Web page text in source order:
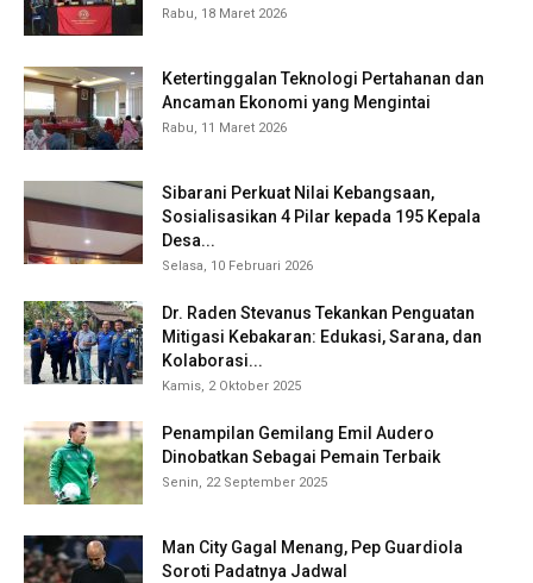
Rabu, 18 Maret 2026
Ketertinggalan Teknologi Pertahanan dan
Ancaman Ekonomi yang Mengintai
Rabu, 11 Maret 2026
Sibarani Perkuat Nilai Kebangsaan,
Sosialisasikan 4 Pilar kepada 195 Kepala
Desa...
Selasa, 10 Februari 2026
Dr. Raden Stevanus Tekankan Penguatan
Mitigasi Kebakaran: Edukasi, Sarana, dan
Kolaborasi...
Kamis, 2 Oktober 2025
Penampilan Gemilang Emil Audero
Dinobatkan Sebagai Pemain Terbaik
Senin, 22 September 2025
Man City Gagal Menang, Pep Guardiola
Soroti Padatnya Jadwal